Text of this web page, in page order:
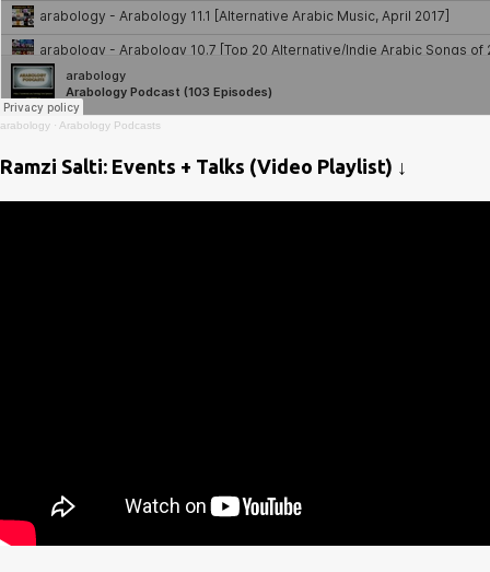
arabology · Arabology Podcasts
Ramzi Salti: Events + Talks (Video Playlist) ↓